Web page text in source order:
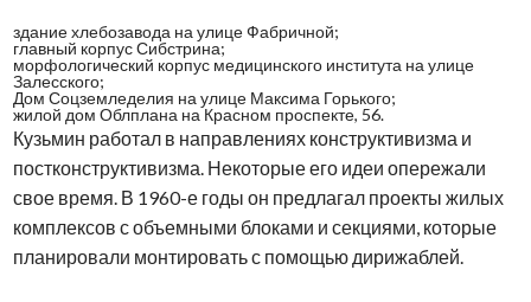
здание хлебозавода на улице Фабричной;
главный корпус Сибстрина;
морфологический корпус медицинского института на улице
Залесского;
Дом Соцземледелия на улице Максима Горького;
жилой дом Облплана на Красном проспекте, 56.
Кузьмин работал в направлениях конструктивизма и
постконструктивизма. Некоторые его идеи опережали
свое время. В 1960-е годы он предлагал проекты жилых
комплексов с объемными блоками и секциями, которые
планировали монтировать с помощью дирижаблей.